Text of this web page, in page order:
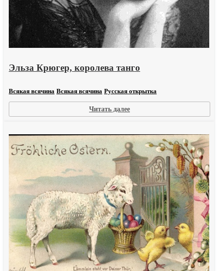
Эльза Крюгер, королева танго
Всякая всячина Всякая всячина Русская открытка
Читать далее:
Эльза
королева
танго